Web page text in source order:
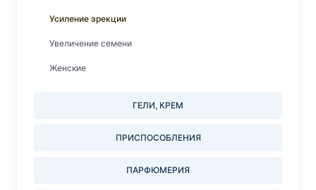
Усиление эрекции
Увеличение семени
Женские
ГЕЛИ, КРЕМ
ПРИСПОСОБЛЕНИЯ
ПАРФЮМЕРИЯ